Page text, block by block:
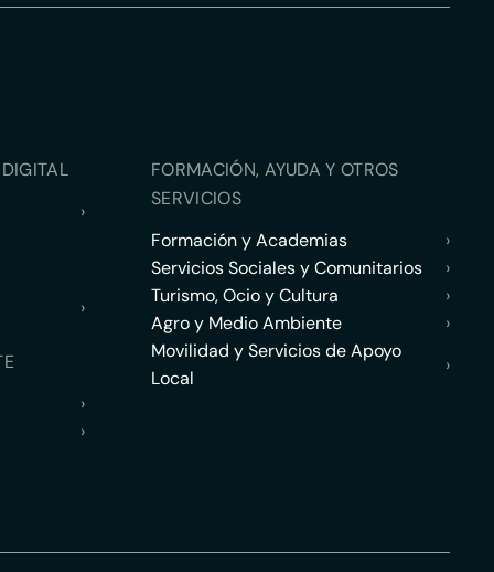
›
›
›
›
FORMACIÓN, AYUDA Y OTROS
SERVICIOS
Formación y Academias
›
Servicios Sociales y Comunitarios
›
Turismo, Ocio y Cultura
›
Agro y Medio Ambiente
›
Movilidad y Servicios de Apoyo
Local
›